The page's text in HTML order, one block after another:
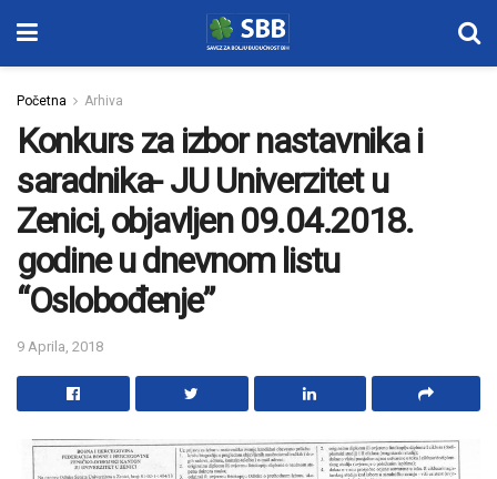
Početna Arhiva
Konkurs za izbor nastavnika i
saradnika- JU Univerzitet u
Zenici, objavljen 09.04.2018.
godine u dnevnom listu
“Oslobođenje”
9 Aprila, 2018